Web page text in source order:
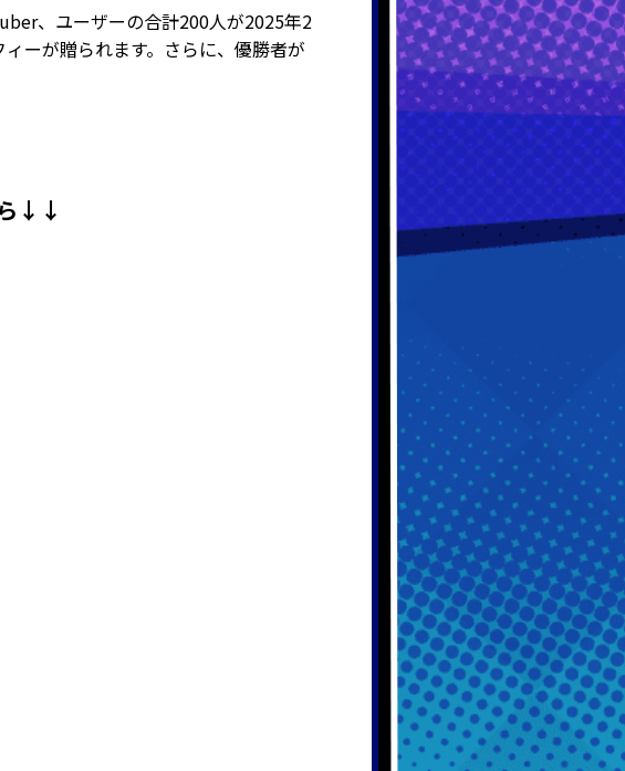
、ユーザーの合計200人が2025年2
ーが贈られます。さらに、優勝者が
↓↓